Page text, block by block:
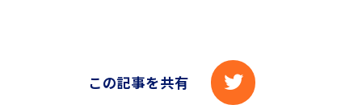
この記事を共有